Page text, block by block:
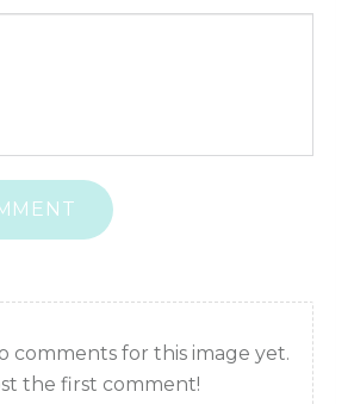
comments for this image yet.
the first comment!